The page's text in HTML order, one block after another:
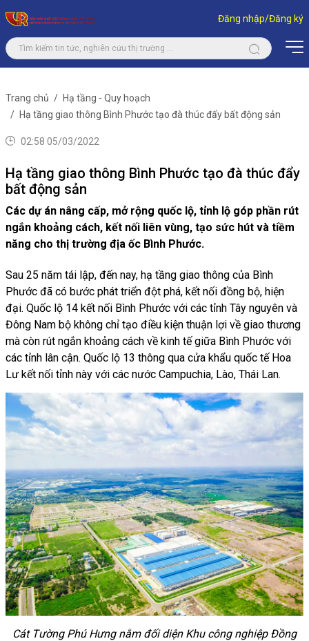
Đăng nhập/Đăng ký
Trang chủ
Hạ tầng - Quy hoạch
Hạ tầng giao thông Bình Phước tạo đà thúc đẩy bất động sản
02:58 05/03/2022
Hạ tầng giao thông Bình Phước tạo đà thúc đẩy
bất động sản
Các dự án nâng cấp, mở rộng quốc lộ, tỉnh lộ góp phần rút
ngắn khoảng cách, kết nối liên vùng, tạo sức hút và tiềm
năng cho thị trường địa ốc Bình Phước.
Sau 25 năm tái lập, đến nay, hạ tầng giao thông của Bình
Phước đã có bước phát triển đột phá, kết nối đồng bộ, hiện
đại. Quốc lộ 14 kết nối Bình Phước với các tỉnh Tây nguyên và
Đông Nam bộ không chỉ tạo điều kiện thuận lợi về giao thương
mà còn rút ngắn khoảng cách về kinh tế giữa Bình Phước với
các tỉnh lân cận. Quốc lộ 13 thông qua cửa khẩu quốc tế Hoa
Lư kết nối tỉnh này với các nước Campuchia, Lào, Thái Lan.
Cát Tường Phú Hưng nằm đối diện Khu công nghiệp Đồng